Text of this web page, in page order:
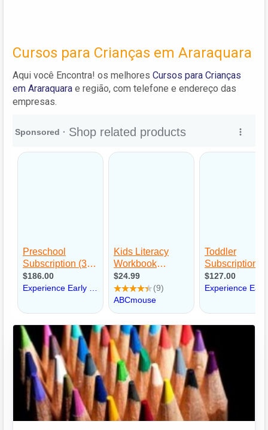
Cursos para Crianças em Araraquara
Aqui você Encontra! os melhores Cursos para Crianças
em Araraquara e região, com telefone e endereço das
empresas.